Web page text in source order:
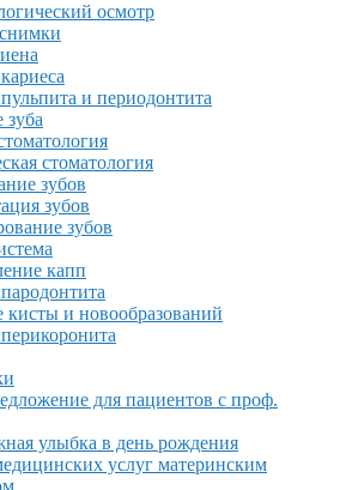
осмотр
и периодонтита
зуба
стоматология
зубов
зубов
зубов
капп
кисты и новообразований
для пациентов с проф.
улыбка в день рождения
услуг материнским